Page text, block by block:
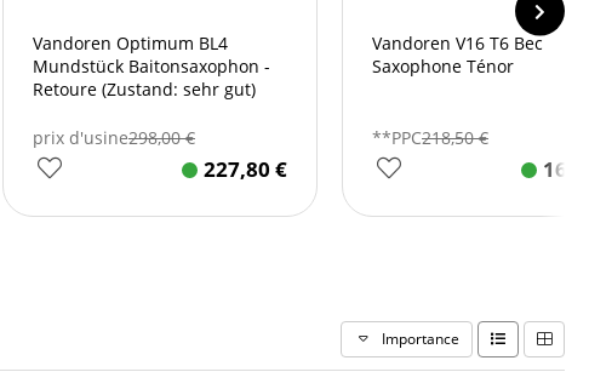
Vandoren Optimum BL4
Mundstück Baitonsaxophon -
Retoure (Zustand: sehr gut)
prix d'usine298,00€
227,80 €
Vandoren V16 T6 Bec
Saxophone Ténor
**PPC218,50€
Importance